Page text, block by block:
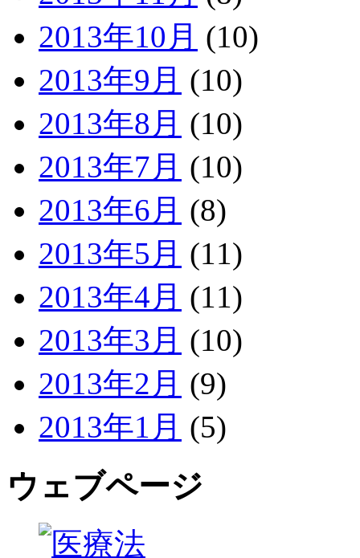
2013年10月 (10)
2013年9月 (10)
2013年8月 (10)
2013年7月 (10)
2013年6月 (8)
2013年5月 (11)
2013年4月 (11)
2013年3月 (10)
2013年2月 (9)
2013年1月 (5)
ウェブページ